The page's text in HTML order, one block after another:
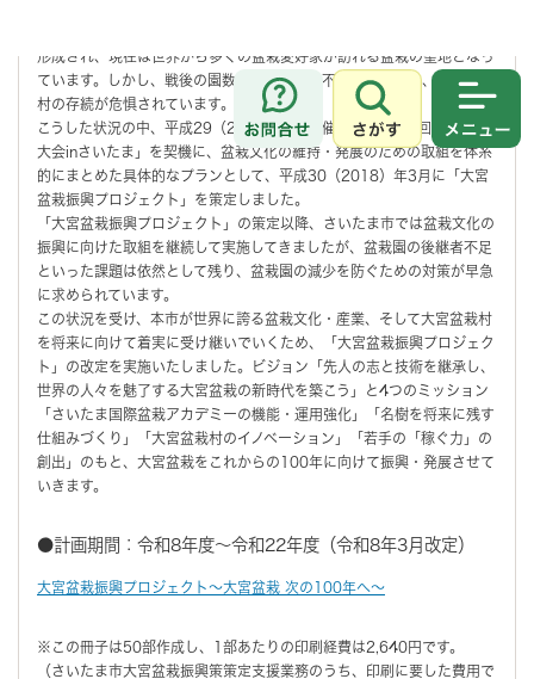
お問合せ
さがす
形成され、現在は世界から多くの盆栽愛好家が訪れる盆栽の聖地となっ
ています。しかし、戦後の園数減少や後継者不足などにより、大宮盆栽
村の存続が危惧されています。
こうした状況の中、平成29（2017）年に開催された「第8回世界盆栽
大会inさいたま」を契機に、盆栽文化の維持・発展のための取組を体系
的にまとめた具体的なプランとして、平成30（2018）年3月に「大宮
盆栽振興プロジェクト」を策定しました。
「大宮盆栽振興プロジェクト」の策定以降、さいたま市では盆栽文化の
振興に向けた取組を継続して実施してきましたが、盆栽園の後継者不足
といった課題は依然として残り、盆栽園の減少を防ぐための対策が早急
に求められています。
この状況を受け、本市が世界に誇る盆栽文化・産業、そして大宮盆栽村
を将来に向けて着実に受け継いでいくため、「大宮盆栽振興プロジェク
ト」の改定を実施いたしました。ビジョン「先人の志と技術を継承し、
世界の人々を魅了する大宮盆栽の新時代を築こう」と4つのミッション
「さいたま国際盆栽アカデミーの機能・運用強化」「名樹を将来に残す
仕組みづくり」「大宮盆栽村のイノベーション」「若手の「稼ぐ力」の
創出」のもと、大宮盆栽をこれからの100年に向けて振興・発展させて
いきます。
●計画期間：令和8年度～令和22年度（令和8年3月改定）
大宮盆栽振興プロジェクト～大宮盆栽 次の100年へ～
※この冊子は50部作成し、1部あたりの印刷経費は2,640円です。
（さいたま市大宮盆栽振興策策定支援業務のうち、印刷に要した費用で